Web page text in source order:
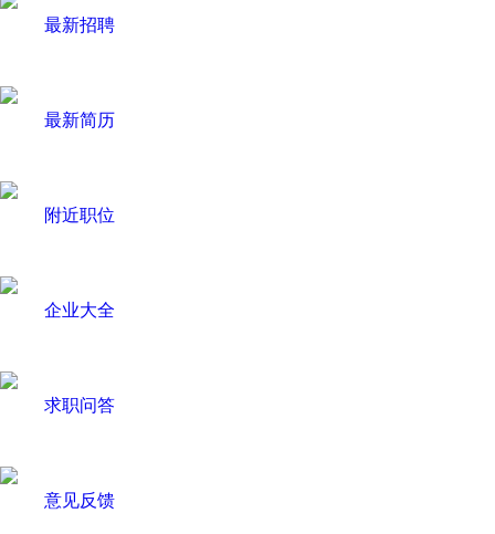
最新招聘
最新简历
附近职位
企业大全
求职问答
意见反馈